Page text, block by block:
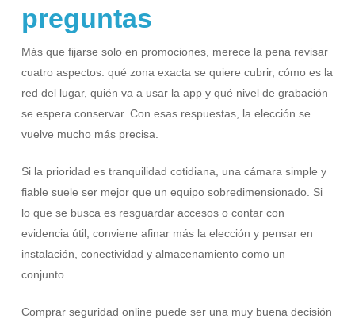
preguntas
Más que fijarse solo en promociones, merece la pena revisar
cuatro aspectos: qué zona exacta se quiere cubrir, cómo es la
red del lugar, quién va a usar la app y qué nivel de grabación
se espera conservar. Con esas respuestas, la elección se
vuelve mucho más precisa.
Si la prioridad es tranquilidad cotidiana, una cámara simple y
fiable suele ser mejor que un equipo sobredimensionado. Si
lo que se busca es resguardar accesos o contar con
evidencia útil, conviene afinar más la elección y pensar en
instalación, conectividad y almacenamiento como un
conjunto.
Comprar seguridad online puede ser una muy buena decisión